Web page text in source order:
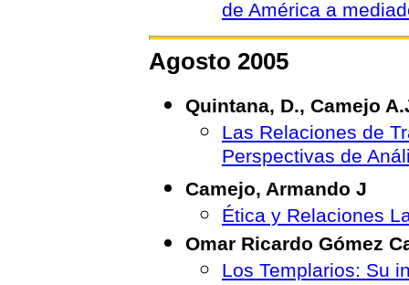
de América a
Agosto 2005
Quintana, D., Camejo
Las Relaciones de
Perspectivas de
Camejo, Armando J
Ética y Relaciones
Omar Ricardo Gómez
Los Templarios: Su